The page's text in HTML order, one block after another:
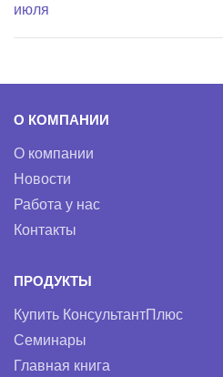
июля
О КОМПАНИИ
О компании
Новости
Работа у нас
Контакты
ПРОДУКТЫ
Купить КонсультантПлюс
Семинары
Главная книга